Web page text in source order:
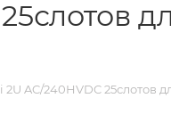
AC/240HVDC 25слотов